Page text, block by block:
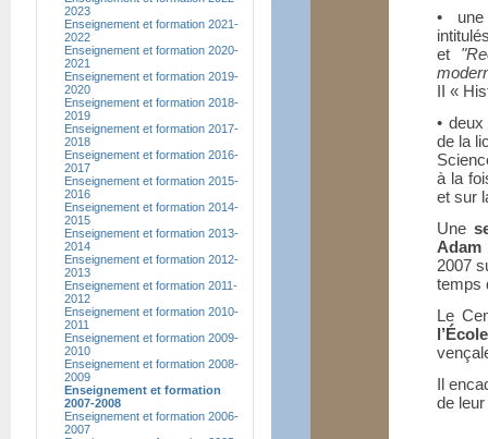
•
et
II «
•
de la
à la
et sur
Une
2007
temps
Le
Il
de leur
2023
Enseignement et formation 2021-
2022
Enseignement et formation 2020-
2021
Enseignement et formation 2019-
2020
Enseignement et formation 2018-
2019
Enseignement et formation 2017-
2018
Enseignement et formation 2016-
2017
Enseignement et formation 2015-
2016
Enseignement et formation 2014-
2015
Enseignement et formation 2013-
2014
Enseignement et formation 2012-
2013
Enseignement et formation 2011-
2012
Enseignement et formation 2010-
2011
Enseignement et formation 2009-
2010
Enseignement et formation 2008-
2009
Enseignement et formation
2007-2008
Enseignement et formation 2006-
2007